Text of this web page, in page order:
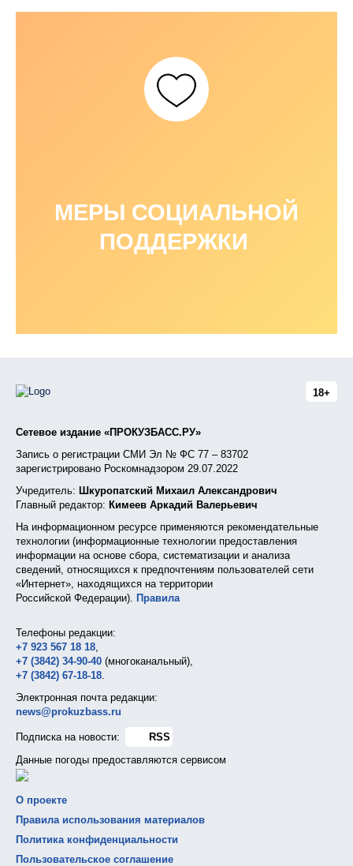
МЕРЫ СОЦИАЛЬНОЙ
ПОДДЕРЖКИ
18+
Сетевое издание «ПРОКУЗБАСС.РУ»
Запись о регистрации СМИ Эл № ФС 77 – 83702
зарегистрировано Роскомнадзором 29.07.2022
Учредитель: Шкуропатский Михаил Александрович
Главный редактор: Кимеев Аркадий Валерьевич
На информационном ресурсе применяются рекомендательные
технологии (информационные технологии предоставления
информации на основе сбора, систематизации и анализа
сведений, относящихся к предпочтениям пользователей сети
«Интернет», находящихся на территории
Российской Федерации). Правила
Телефоны редакции:
+7 923 567 18 18,
+7 (3842) 34-90-40 (многоканальный),
+7 (3842) 67-18-18.
Электронная почта редакции:
news@prokuzbass.ru
Подписка на новости:
RSS
Данные погоды предоставляются сервисом
О проекте
Правила использования материалов
Политика конфиденциальности
Пользовательское соглашение